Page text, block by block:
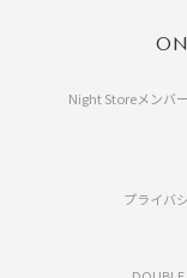
Night Storeメンバ
プライバ